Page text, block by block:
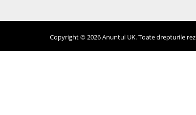
Copyright © 2026 Anuntul UK. Toate drepturile